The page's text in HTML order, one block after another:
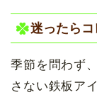
迷ったら
季節を問わず
さない鉄板ア